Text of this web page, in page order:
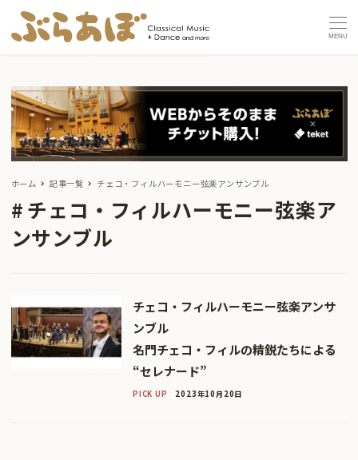
MENU
ホーム 記事一覧 チェコ・フィルハーモニー弦楽アンサンブル
チェコ・フィルハーモニー弦楽ア
ンサンブル
チェコ・フィルハーモニー弦楽アンサ
ンブル
名門チェコ・フィルの精鋭たちによる
“セレナード”
PICK UP 2023年10月20日